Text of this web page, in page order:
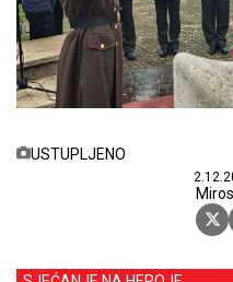
USTUPLJENO